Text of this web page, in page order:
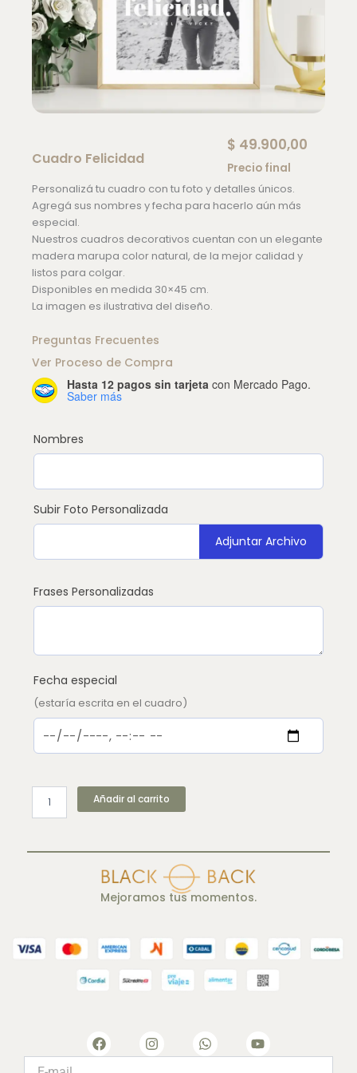
Cuadro Felicidad
$ 49.900,00
Precio final
Personalizá tu cuadro con tu foto y detalles únicos.
Agregá sus nombres y fecha para hacerlo aún más
especial.
Nuestros cuadros decorativos cuentan con un elegante
madera marupa color natural, de la mejor calidad y
listos para colgar.
Disponibles en medida 30×45 cm.
La imagen es ilustrativa del diseño.
Preguntas Frecuentes
Ver Proceso de Compra
Hasta 12 pagos sin tarjeta con Mercado Pago.
Saber más
Nombres
Subir Foto Personalizada
Adjuntar Archivo
Frases Personalizadas
Fecha especial
(estaría escrita en el cuadro)
Cuadro
Felicidad
Añadir al carrito
Mejoramos tus momentos.
F
a
I
n
W
h
Y
o